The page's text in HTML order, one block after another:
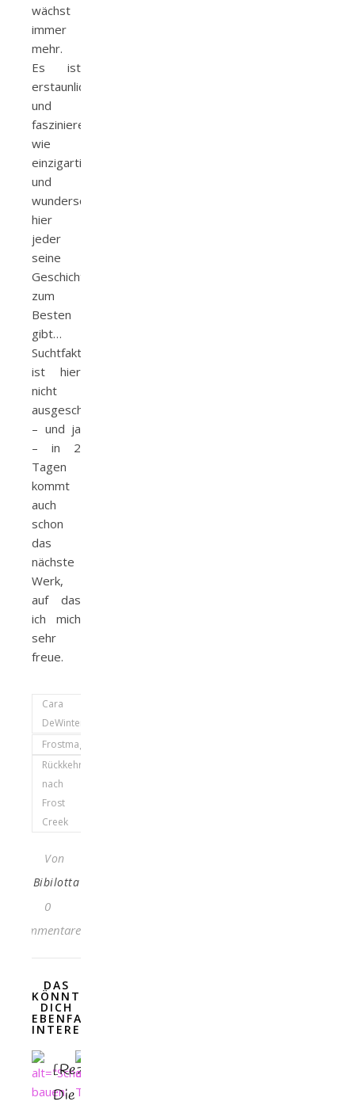
wächst
immer
mehr.
Es ist
erstaunlich
und
faszinierend,
wie
einzigartig
und
wunderschön
hier
jeder
seine
Geschichte
zum
Besten
gibt…
Suchtfaktor
ist hier
nicht
ausgeschlossen
– und ja
– in 2
Tagen
kommt
auch
schon
das
nächste
Werk,
auf das
ich mich
sehr
freue.
Cara
DeWinter
Frostmagie
Rückkehr
nach
Frost
Creek
Von
Bibilotta
0
Kommentare
DAS
KÖNNTE
DICH
EBENFALLS
INTERESSIEREN
[Rezension]
Die